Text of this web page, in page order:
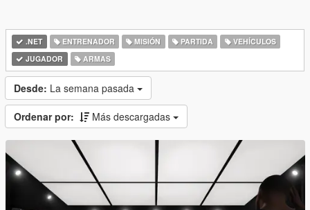
.NET ENTRENADOR MISIÓN PARTIDA
VEHÍCULOS
JUGADOR
ARMAS
Desde: La semana pasada
Ordenar por: Más descargadas